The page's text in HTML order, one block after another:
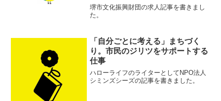
をつくる堺市文化振興財団の取組
堺市文化振興財団の求人記事を書きまし
た。
「自分ごとに考える」まちづく
り。市民のジリツをサポートする
仕事
ハローライフのライターとしてNPO法人
シミンズシーズの記事を書きました。